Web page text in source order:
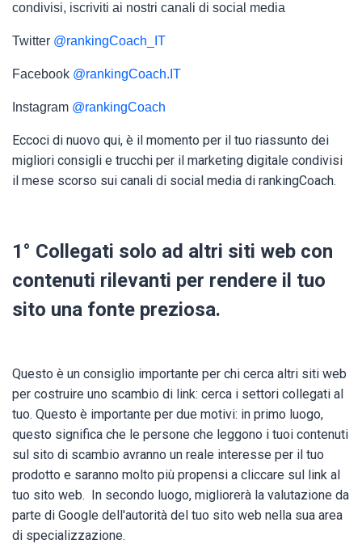
condivisi, iscriviti ai nostri canali di social media
Twitter @rankingCoach_IT
Facebook @rankingCoach.IT
Instagram @rankingCoach
Eccoci di nuovo qui, è il momento per il tuo riassunto dei
migliori consigli e trucchi per il marketing digitale condivisi
il mese scorso sui canali di social media di rankingCoach.
1° Collegati solo ad altri siti web con
contenuti rilevanti per rendere il tuo
sito una fonte preziosa.
Questo è un consiglio importante per chi cerca altri siti web
per costruire uno scambio di link: cerca i settori collegati al
tuo. Questo è importante per due motivi: in primo luogo,
questo significa che le persone che leggono i tuoi contenuti
sul sito di scambio avranno un reale interesse per il tuo
prodotto e saranno molto più propensi a cliccare sul link al
tuo sito web. In secondo luogo, migliorerà la valutazione da
parte di Google dell'autorità del tuo sito web nella sua area
di specializzazione.